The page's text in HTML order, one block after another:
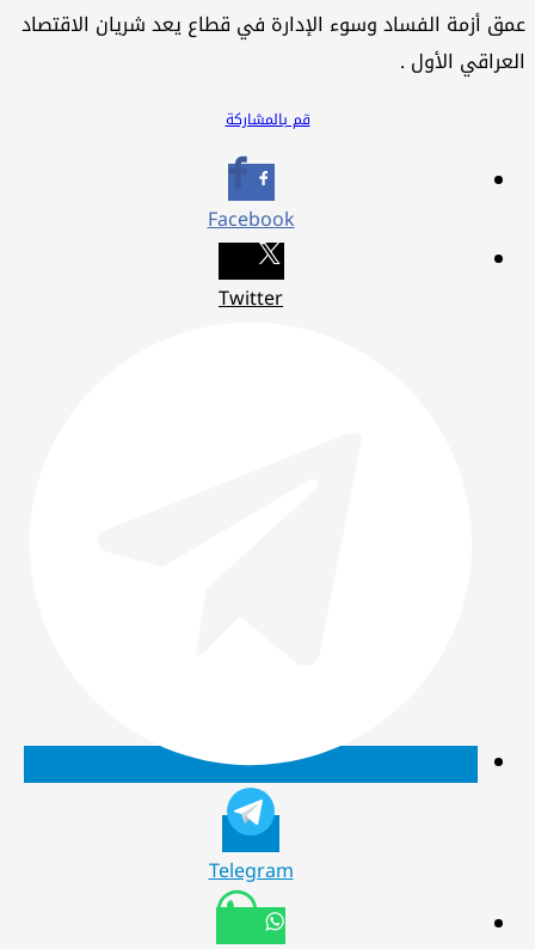
عمق أزمة الفساد وسوء الإدارة في قطاع يعد شريان الاقتصاد
العراقي الأول .
قم بالمشاركة
Facebook
Twitter
Telegram